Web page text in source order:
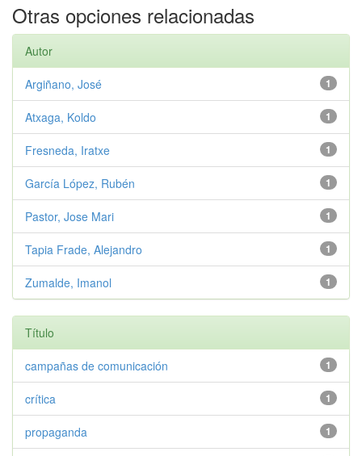
Otras opciones relacionadas
Autor
1
Argiñano, José
1
Atxaga, Koldo
1
Fresneda, Iratxe
1
García López, Rubén
1
Pastor, Jose Mari
1
Tapia Frade, Alejandro
1
Zumalde, Imanol
Título
1
campañas de comunicación
1
crítica
1
propaganda